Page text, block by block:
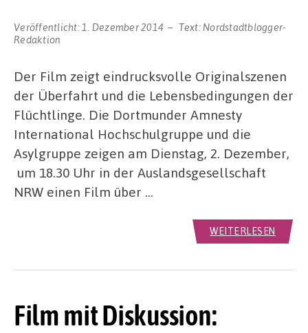
Veröffentlicht: 1. Dezember 2014 Text: Nordstadtblogger-
Redaktion
Der Film zeigt eindrucksvolle Originalszenen
der Überfahrt und die Lebensbedingungen der
Flüchtlinge. Die Dortmunder Amnesty
International Hochschulgruppe und die
Asylgruppe zeigen am Dienstag, 2. Dezember,
um 18.30 Uhr in der Auslandsgesellschaft
NRW einen Film über …
WEITERLESEN
Film mit Diskussion: